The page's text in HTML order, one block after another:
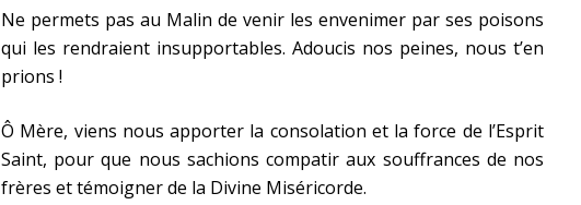
Ne permets pas au Malin de venir les envenimer par ses poisons
qui les rendraient insupportables. Adoucis nos peines, nous t’en
prions !
Ô Mère, viens nous apporter la consolation et la force de l’Esprit
Saint, pour que nous sachions compatir aux souffrances de nos
frères et témoigner de la Divine Miséricorde.